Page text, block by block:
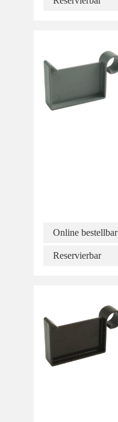
Online bestellbar
Reservierbar